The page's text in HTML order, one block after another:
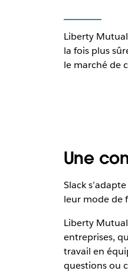
Liberty
la fois plus
le marché de
Une
Slack
leur mode de
Liberty
entreprises,
travail en
questions ou